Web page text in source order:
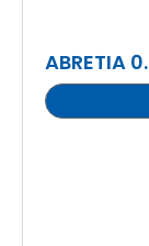
ABRETIA